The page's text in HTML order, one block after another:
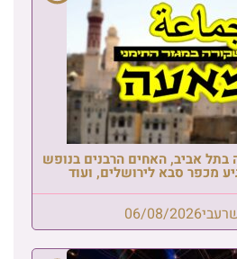
אביב, האחים הרבנים בנופש
מכפר סבא לירושלים, ועוד
06/08/2026